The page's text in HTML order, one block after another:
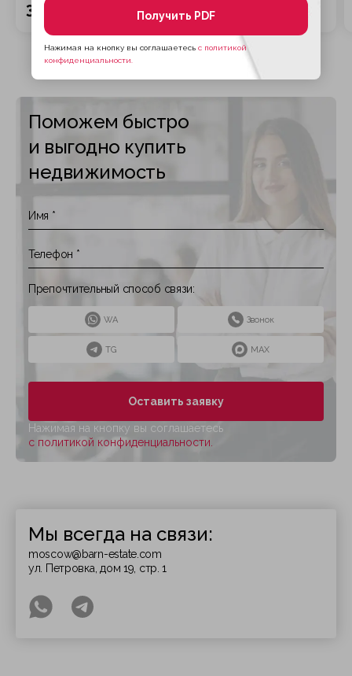
38 846 000 ₽
Поможем быстро
и выгодно купить
недвижимость
Препочтительный способ связи:
WA Звонок
TG MAX
Оставить заявку
Нажимая на кнопку вы соглашаетесь
с политикой конфиденциальности.
Мы всегда на связи:
moscow@barn-estate.com
ул. Петровка, дом 19, стр. 1
Получить PDF
Нажимая на кнопку вы соглашаетесь с политикой
конфиденциальности.